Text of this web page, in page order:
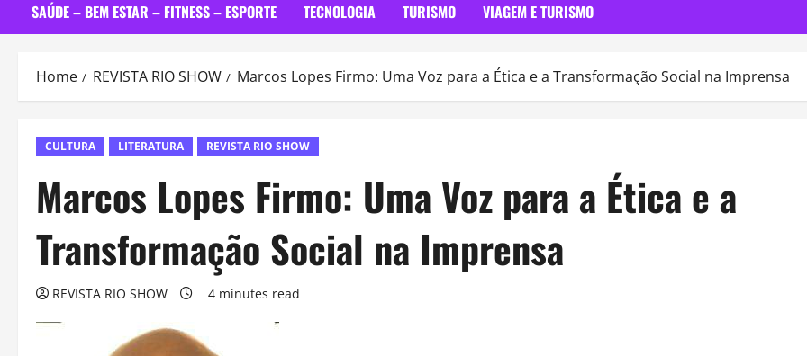
SAÚDE – BEM ESTAR – FITNESS – ESPORTE TECNOLOGIA TURISMO VIAGEM E TURISMO
Home REVISTA RIO SHOW Marcos Lopes Firmo: Uma Voz para a Ética e a Transformação Social na Imprensa
CULTURA LITERATURA REVISTA RIO SHOW
Marcos Lopes Firmo: Uma Voz para a Ética e a
Transformação Social na Imprensa
REVISTA RIO SHOW 4 minutes read